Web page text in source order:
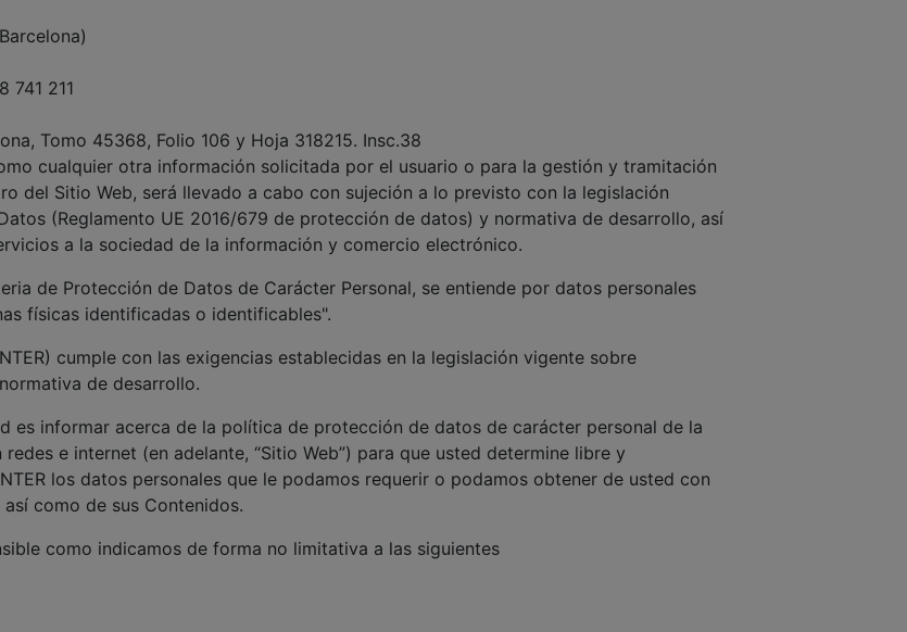
741 211
Tomo 45368, Folio 106 y Hoja 318215. Insc.38
cualquier otra información solicitada por el usuario o para la gestión y tramitación
del Sitio Web, será llevado a cabo con sujeción a lo previsto con la legislación
(Reglamento UE 2016/679 de protección de datos) y normativa de desarrollo, así
a la sociedad de la información y comercio electrónico.
de Protección de Datos de Carácter Personal, se entiende por datos personales
físicas identificadas o identificables".
cumple con las exigencias establecidas en la legislación vigente sobre
de desarrollo.
es informar acerca de la política de protección de datos de carácter personal de la
e internet (en adelante, “Sitio Web”) para que usted determine libre y
los datos personales que le podamos requerir o podamos obtener de usted con
como de sus Contenidos.
como indicamos de forma no limitativa a las siguientes